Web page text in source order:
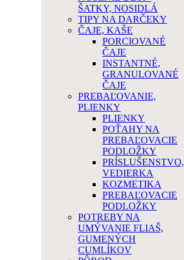
ŠATKY, NOSIDLÁ
TIPY NA DARČEKY
ČAJE, KAŠE
PORCIOVANÉ
ČAJE
INSTANTNÉ,
GRANULOVANÉ
ČAJE
PREBAĽOVANIE,
PLIENKY
PLIENKY
POŤAHY NA
PREBAĽOVACIE
PODLOŽKY
PRÍSLUŠENSTVO,
VEDIERKA
KOZMETIKA
PREBAĽOVACIE
PODLOŽKY
POTREBY NA
UMÝVANIE FLIAŠ,
GUMENÝCH
CUMLÍKOV